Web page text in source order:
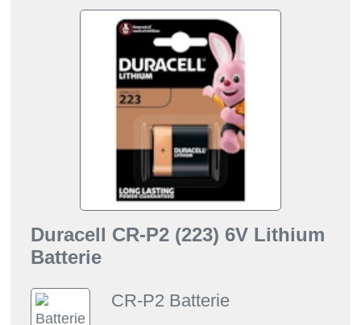
Duracell CR-P2 (223) 6V Lithium
Batterie
CR-P2 Batterie